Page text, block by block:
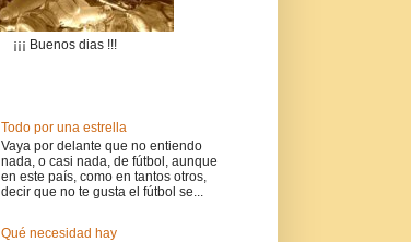
¡¡¡ Buenos dias !!!
Todo por una estrella
Vaya por delante que no entiendo
nada, o casi nada, de fútbol, aunque
en este país, como en tantos otros,
decir que no te gusta el fútbol se...
Qué necesidad hay